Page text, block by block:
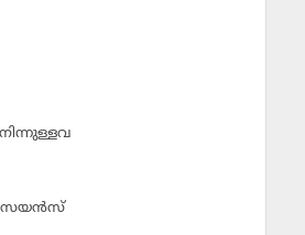
സയന്‍സ്‌